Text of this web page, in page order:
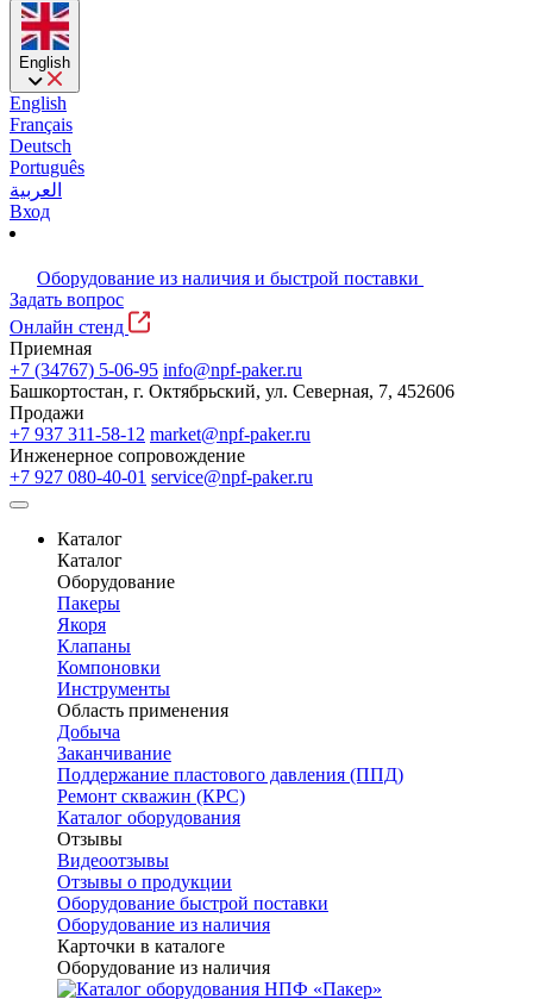
English
English
Français
Deutsch
Português
العربية
Вход
Оборудование из наличия и быстрой поставки
Задать вопрос
Онлайн стенд
Приемная
+7 (34767) 5-06-95 info@npf-paker.ru
Башкортостан, г. Октябрьский, ул. Северная, 7, 452606
Продажи
+7 937 311-58-12 market@npf-paker.ru
Инженерное сопровождение
+7 927 080-40-01 service@npf-paker.ru
Каталог
Каталог
Оборудование
Пакеры
Якоря
Клапаны
Компоновки
Инструменты
Область применения
Добыча
Заканчивание
Поддержание пластового давления (ППД)
Ремонт скважин (КРС)
Каталог оборудования
Отзывы
Видеоотзывы
Отзывы о продукции
Оборудование быстрой поставки
Оборудование из наличия
Карточки в каталоге
Оборудование из наличия